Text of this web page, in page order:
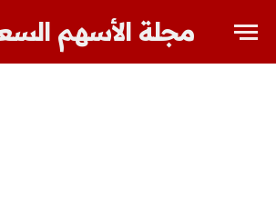
مجلة الأسهم